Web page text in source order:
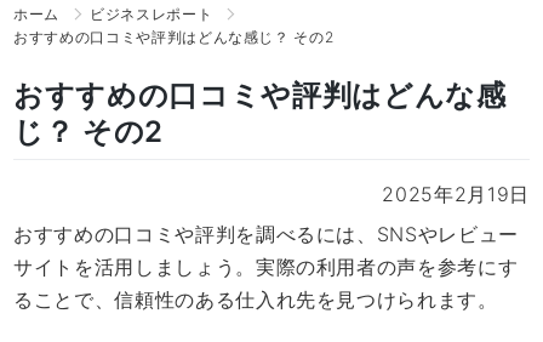
ホーム
ビジネスレポート
おすすめの口コミや評判はどんな感じ？ その2
おすすめの口コミや評判はどんな感
じ？ その2
2025年2月19日
おすすめの口コミや評判を調べるには、SNSやレビュー
サイトを活用しましょう。実際の利用者の声を参考にす
ることで、信頼性のある仕入れ先を見つけられます。